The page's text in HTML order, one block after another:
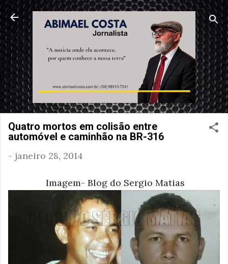
Pular para o conteúdo principal
Quatro mortos em colisão entre
automóvel e caminhão na BR-316
- janeiro 28, 2014
Imagem- Blog do Sergio Matias